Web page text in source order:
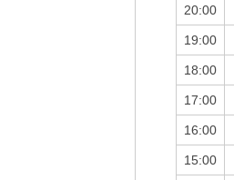
20:00
19:00
18:00
17:00
16:00
15:00